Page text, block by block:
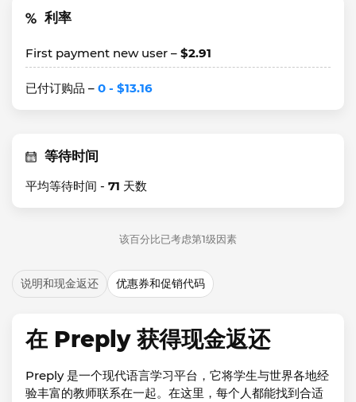
利率
First payment new user – $2.91
已付订购品 – 0 - $13.16
等待时间
平均等待时间 - 71 天数
该百分比已考虑第1级因素
说明和现金返还 优惠券和促销代码
在 Preply 获得现金返还
Preply 是一个现代语言学习平台，它将学生与世界各地经
验丰富的教师联系在一起。在这里，每个人都能找到合适